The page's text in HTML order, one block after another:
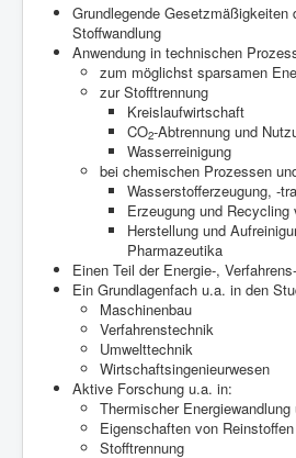
Kontakt
Grundlegende Gesetzmäßigkeiten
Stoffwandlung
Anwendung in technischen
zum möglichst sparsamen
zur Stofftrennung
Kreislaufwirtschaft
CO2-Abtrennung und
Wasserreinigung
bei chemischen Prozessen
Wasserstofferzeugung, -
Erzeugung und Recycling
Herstellung und
Pharmazeutika
Einen Teil der Energie-,
Ein Grundlagenfach u.a. in den
Maschinenbau
Verfahrenstechnik
Umwelttechnik
Wirtschaftsingenieurwesen
Aktive Forschung u.a. in:
Thermischer
Eigenschaften von
Stofftrennung